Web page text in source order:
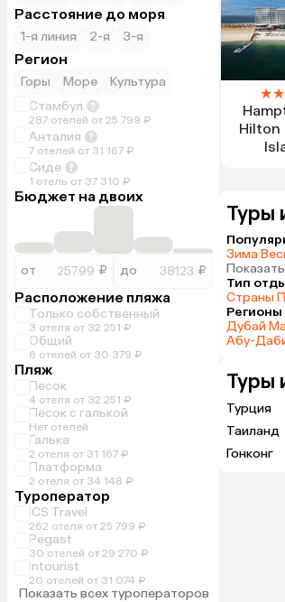
Расстояние до моря
1-я линия 2-я 3-я
Регион
Горы Море
Культура
Стамбул
287 отелей от 25 799 ₽
Анталия
7 отелей от 31 167 ₽
Сиде
1 отель от 37 310 ₽
Бюджет на двоих
от ₽ до ₽
Расположение пляжа
Только собственный
3 отеля от 32 251 ₽
Общий
6 отелей от 30 379 ₽
Пляж
Песок
4 отеля от 32 251 ₽
Песок с галькой
Нет отелей
Галька
2 отеля от 31 167 ₽
Платформа
2 отеля от 34 148 ₽
Туроператор
ICS Travel
262 отеля от 25 799 ₽
Pegast
30 отелей от 29 270 ₽
Intourist
20 отелей от 31 074 ₽
Показать всех туроператоров
★★
Hilton
Туры
Зима·
Тип
Страны
Регионы
Дубай
Абу-
Туры
Турция
Таиланд
Гонконг